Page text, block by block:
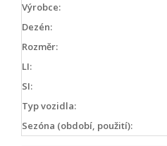
Výrobce:
Dezén:
Rozměr:
LI:
SI:
Typ vozidla:
Sezóna (období, použití):